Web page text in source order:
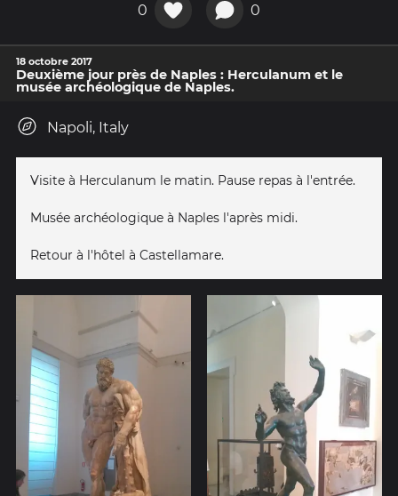
0 0
18 octobre 2017
Deuxième jour près de Naples : Herculanum et le
musée archéologique de Naples.
Napoli, Italy
Visite à Herculanum le matin. Pause repas à l'entrée.
Musée archéologique à Naples l'après midi.
Retour à l'hôtel à Castellamare.